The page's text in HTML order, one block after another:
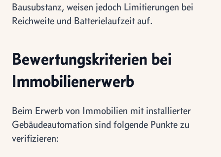
Bausubstanz, weisen jedoch Limitierungen bei
Reichweite und Batterielaufzeit auf.
Bewertungskriterien bei
Immobilienerwerb
Beim Erwerb von Immobilien mit installierter
Gebäudeautomation sind folgende Punkte zu
verifizieren: